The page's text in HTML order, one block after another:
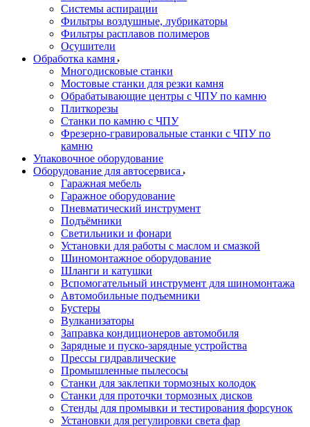
Системы аспирации
Фильтры воздушные, лубрикаторы
Фильтры расплавов полимеров
Осушители
Обработка камня
Многодисковые станки
Мостовые станки для резки камня
Обрабатывающие центры с ЧПУ по камню
Плиткорезы
Станки по камню с ЧПУ
Фрезерно-гравировальные станки с ЧПУ по
камню
Упаковочное оборудование
Оборудование для автосервиса
Гаражная мебель
Гаражное оборудование
Пневматический инструмент
Подъёмники
Светильники и фонари
Установки для работы с маслом и смазкой
Шиномонтажное оборудование
Шланги и катушки
Вспомогательный инструмент для шиномонтажа
Автомобильные подъемники
Бустеры
Вулканизаторы
Заправка кондиционеров автомобиля
Зарядные и пуско-зарядные устройства
Прессы гидравлические
Промышленные пылесосы
Станки для заклепки тормозных колодок
Станки для проточки тормозных дисков
Стенды для промывки и тестирования форсунок
Установки для регулировки света фар